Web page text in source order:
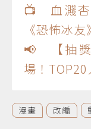
📺 血濺杏
《恐怖冰
📢 【抽獎
場！
漫畫 改編